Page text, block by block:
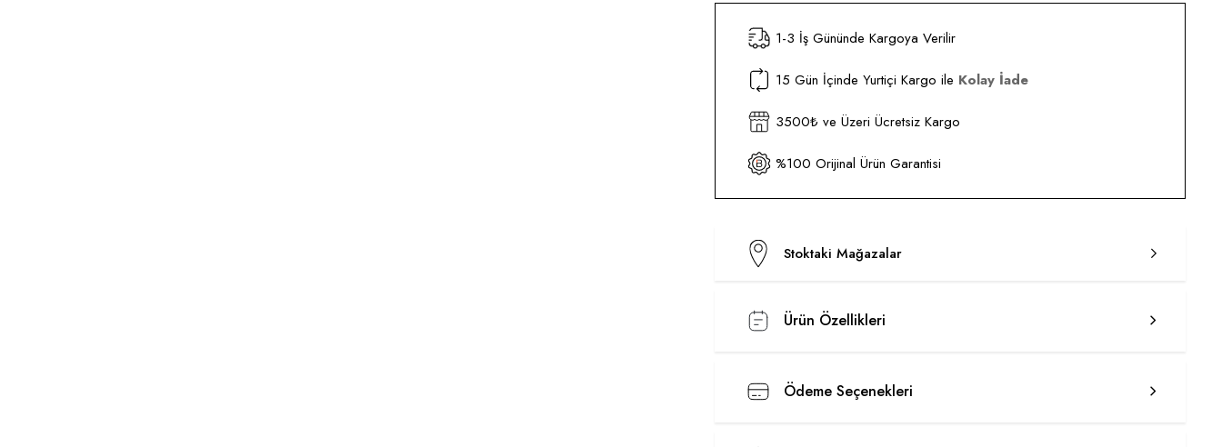
1-3 İş Gününde Kargoya Verilir
15 Gün İçinde Yurtiçi Kargo ile Kolay İade
3500₺ ve Üzeri Ücretsiz Kargo
%100 Orijinal Ürün Garantisi
Stoktaki Mağazalar
Ürün Özellikleri
Ödeme Seçenekleri